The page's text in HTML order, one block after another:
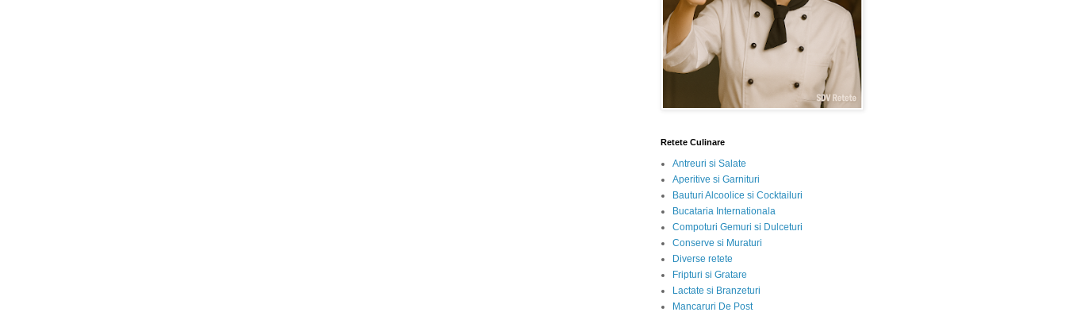
Retete Culinare
Antreuri si Salate
Aperitive si Garnituri
Bauturi Alcoolice si Cocktailuri
Bucataria Internationala
Compoturi Gemuri si Dulceturi
Conserve si Muraturi
Diverse retete
Fripturi si Gratare
Lactate si Branzeturi
Mancaruri De Post